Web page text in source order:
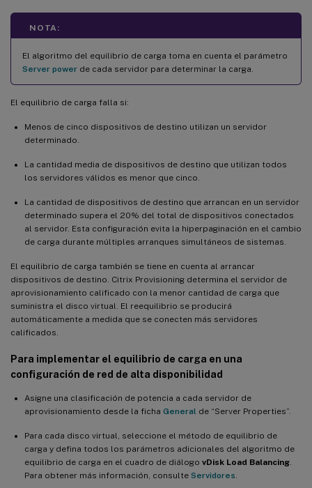
NOTA:
El algoritmo del equilibrio de carga toma en cuenta el parámetro
Server power de cada servidor para determinar la carga.
El equilibrio de carga falla si:
Menos de cinco dispositivos de destino utilizan un servidor
determinado.
La cantidad media de dispositivos de destino que utilizan todos
los servidores válidos es menor que cinco.
La cantidad de dispositivos de destino que arrancan en un servidor
determinado supera el 20% del total de dispositivos conectados
al servidor. Esta configuración evita la hiperpaginación en el cambio
de carga durante múltiples arranques simultáneos de sistemas.
El equilibrio de carga también se tiene en cuenta al arrancar
dispositivos de destino. Citrix Provisioning determina el servidor de
aprovisionamiento calificado con la menor cantidad de carga que
suministra el disco virtual. El reequilibrio se producirá
automáticamente a medida que se conecten más servidores
calificados.
Para implementar el equilibrio de carga en una
configuración de red de alta disponibilidad
Asigne una clasificación de potencia a cada servidor de
aprovisionamiento desde la ficha General de “Server Properties”.
Para cada disco virtual, seleccione el método de equilibrio de
carga y defina todos los parámetros adicionales del algoritmo de
equilibrio de carga en el cuadro de diálogo vDisk Load Balancing
Para obtener más información, consulte Servidores